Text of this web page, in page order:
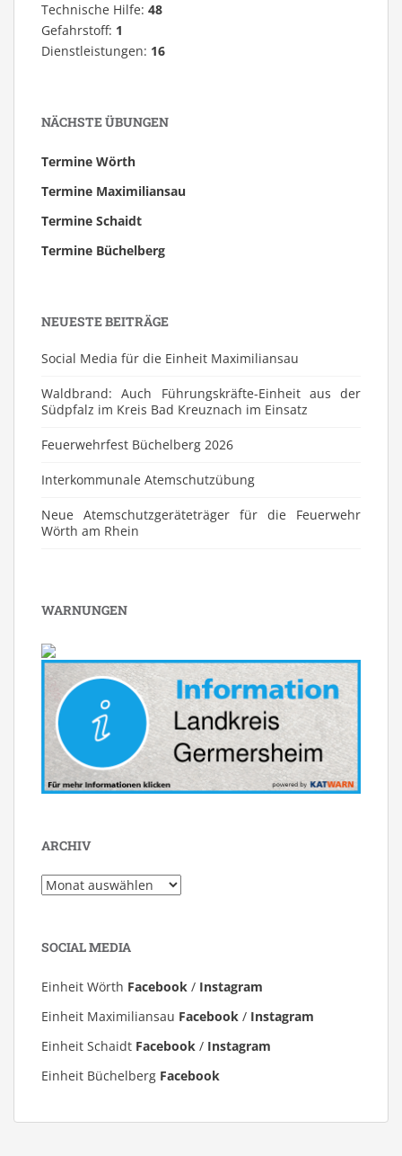
Technische Hilfe: 48
Gefahrstoff: 1
Dienstleistungen: 16
NÄCHSTE ÜBUNGEN
Termine Wörth
Termine Maximiliansau
Termine Schaidt
Termine Büchelberg
NEUESTE BEITRÄGE
Social Media für die Einheit Maximiliansau
Waldbrand: Auch Führungskräfte-Einheit aus der
Südpfalz im Kreis Bad Kreuznach im Einsatz
Feuerwehrfest Büchelberg 2026
⁠Interkommunale Atemschutzübung
Neue Atemschutzgeräteträger für die Feuerwehr
Wörth am Rhein
WARNUNGEN
ARCHIV
Archiv
SOCIAL MEDIA
Einheit Wörth Facebook / Instagram
Einheit Maximiliansau Facebook / Instagram
Einheit Schaidt Facebook / Instagram
Einheit Büchelberg Facebook